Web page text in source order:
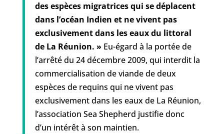
des espèces migratrices qui se déplacent
dans l’océan Indien et ne vivent pas
exclusivement dans les eaux du littoral
de La Réunion. » Eu-égard à la portée de
l’arrêté du 24 décembre 2009, qui interdit la
commercialisation de viande de deux
espèces de requins qui ne vivent pas
exclusivement dans les eaux de La Réunion,
l’association Sea Shepherd justifie donc
d’un intérêt à son maintien.